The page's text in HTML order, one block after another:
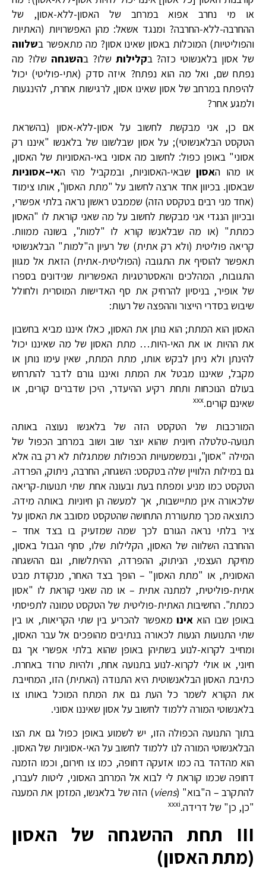
או מי נחרב אפוא במרחב של האסון-ללא-אסון, של
ההחרבה-ללא-החרבה? ומנגד אשאל: מהן האפשרויות (האתיות
והפוליטיות) המוכלות באסון שאינו אסון? מה מתאפשר בשלווה
של אסון בלאנשוטי כזה? בקלילות שלו? בהשגחה שלו? מה
נפתח שם, ואל מה הוא נפתח? איזה סדק (אתי-פוליטי) יכול
להיפתח במרחב של אסון שאינו אסון, לרגישות אחרת, להינגעות
ולמגע אחר?
אם כן, אני מבקשת לחשוב על אסון-ללא-אסון (בהשראת
הטקסט הבלאנשוטי); על אסון שבלשונו של בלאנשו "איננו רק
אסוני" באופן כפול: לחשוב מה אסוני באי-האסוניות של האסון,
או מהו האסון שבאי-האסוניות, ובמקביל מהי האי–אסוניות
שבאסון. בכיוון אחד ארצה לחשוב על "מתת האסון", אותו צימוד
(אחד מני רבים בטקסט הזה) שממבט ראשון נראה בלתי אפשרי,
ובכיוון הנגדי אני מבקשת לחשוב על מה שאני קוראת לו "האסון
כמתת" (או מה שבלאנשו קורא לו "למות", בשונה ממוות.
קריאה פוליטית (ולא רק אתית) של רעיון ה"למות" הבלאנשוטי
תאפשר להוסיף את התגובה (הפוליטית-אתית) הזאת אל מגוון
התגובות, המהלכים והאסטרטגיות האפשריות שנידונים בספרו
של אופיר, בניסיון להרחיק את סף האדישות המוסרית ולחולל
שיבוש בסדרי הייצור וההפצה של רעות:
האסון הוא המתת; הוא נותן את האסון, כאלו איננו מביא בחשבון
את ההיות או את האי-היות… מתת האסון של מה שאיננו יכול
להינתן ולא ניתן לבקש אותו, מתת המתת, שאין עימו נותן או
מקבל, שאיננו מבטל את המתת ואיננו גורם לדבר להתרחש
בעולם הנוכחות ותחת רקיע ההיעדר, היכן שדברים קורים, או
שאינם קורים.xxx
המורכבות של הטקסט הזה של בלאנשו נעוצה באותה
תנועה-טלטלה חיונית שהוא יוצר שוב ושוב במרחב הכפול של
המילה "אסון", ובמשמעויות הכפולות שמתגלות לא רק בה אלא
גם במילות הלוויין שלה בטקסט: השגחה, החרבה, ניתוק, הפרדה.
הטקסט כמו מניע ומפתח בעת ובעונה אחת שתי תנועות-קריאה
שלכאורה אינן מתיישבות, אך למעשה הן חיוניות באותה מידה.
כתוצאה מכך מתעוררת התחושה שהטקסט מסובב את האסון על
ציר בלתי נראה הגורם לכך שמה שמזעיק בו בצד אחד –
ההחרבה השלווה של האסון, הקלילות שלו, סחף הגבול באסון,
מחיקת העצמי, הניתוק, ההפרדה, ההיתלשות, וגם ההשגחה
האסונית, או "מתת האסון" – הופך בצד האחר, מנקודת מבט
אתית-פוליטית, למתנה אתית – או מה שאני קוראת לו "אסון
כמתת". החשיבות האתית-פוליטית של הטקסט טמונה לתפיסתי
באופן שבו הוא אינומאפשר להכריע בין שתי הקריאות, או בין
שתי התנועות הנעות לכאורה בנתיבים מהופכים אל עבר האסון,
ומחייב לקרוא-לנוע בשתיהן באופן שהוא בלתי אפשרי אך גם
חיוני, או אולי לקרוא-לנוע בתנועה אחת, ולהיות טרוד באחרת.
כתיבת האסון הבלאנשוטית היא התנודה (האתית) הזו, המחייבת
את הקורא לשמר כל העת גם את המתח המוכל באותו צו
בלאנשוטי המורה ללמוד לחשוב על אסון שאיננו אסוני.
בתוך התנועה הכפולה הזו, יש לשמוע באופן כפול גם את הצו
הבלאנשוטי המורה לנו ללמוד לחשוב על האי-אסוניות של האסון.
הוא מהדהד בה כמו אזעקה דחופה, כמו צו חירום, וכמו הזמנה
דחופה שכמו קוראת לי לבוא אל המרחב האסוני, ליטות לעברו,
להתקרב – ה"בוא" (viens) הזה של בלאנשו, המזמן את המענה
"כן, כן" של דרידה.xxxi
III
תחת ההשגחה של האסון
(מתת האסון)